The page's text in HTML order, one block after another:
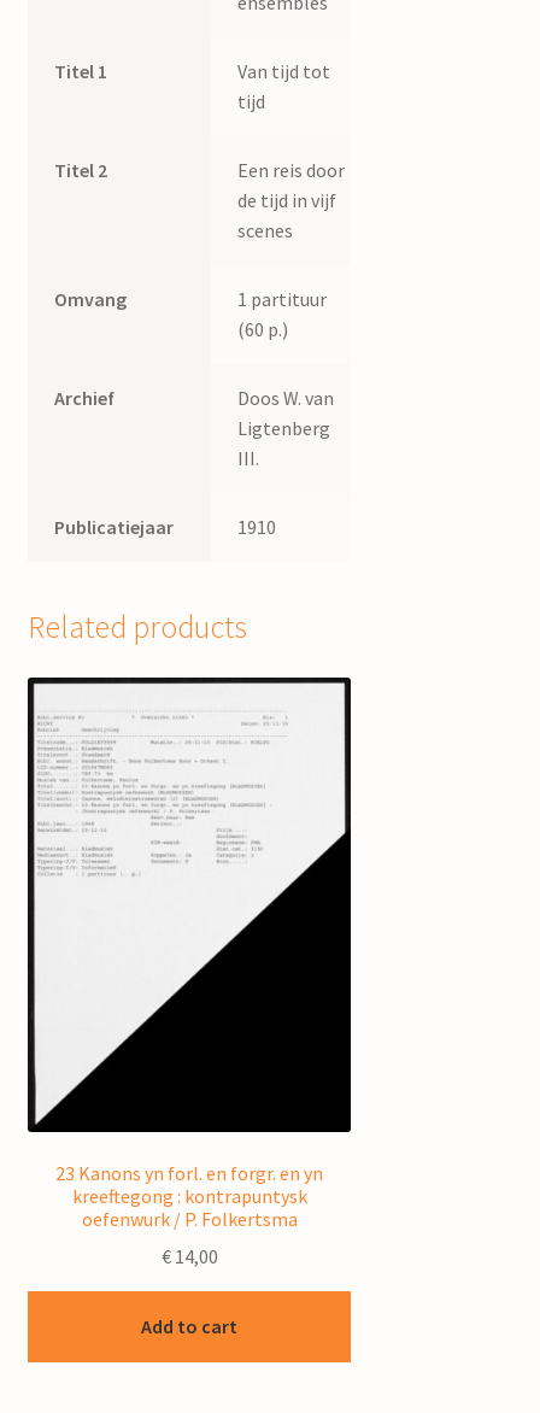
Titel 1
Van tijd tot
tijd
Titel 2
Een reis door
de tijd in vijf
scenes
Omvang
1 partituur
(60 p.)
Archief
Doos W. van
Ligtenberg
III.
Publicatiejaar 1910
Related products
23 Kanons yn forl. en forgr. en yn
kreeftegong : kontrapuntysk
oefenwurk / P. Folkertsma
€14,00
Add to cart